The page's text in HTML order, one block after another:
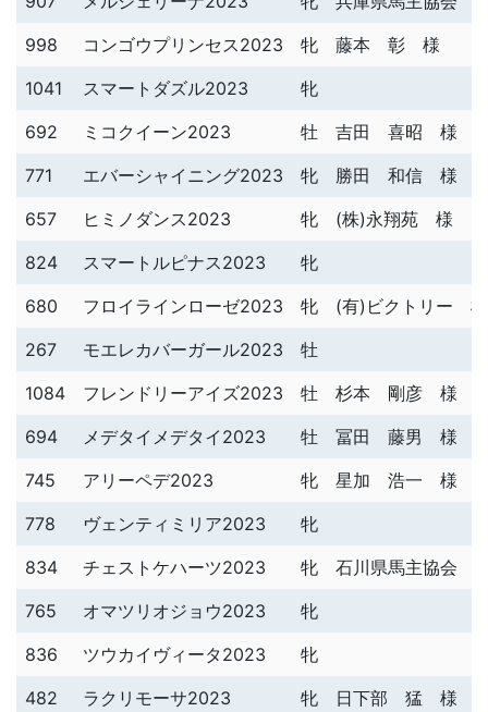
998
コンゴウプリンセス2023 牝
藤本 彰 様
1041
スマートダズル2023
牝
692
ミコクイーン2023 牡
吉田 喜昭 様
771
エバーシャイニング2023 牝
勝田 和信 様
657
ヒミノダンス2023 牝
(株)永翔苑 様
824
スマートルピナス2023
牝
680
フロイラインローゼ2023 牝
(有)ビクトリー 様
267
モエレカバーガール2023
牡
1084
フレンドリーアイズ2023 牡
杉本 剛彦 様
694
メデタイメデタイ2023 牡
冨田 藤男 様
745
アリーペデ2023 牝
星加 浩一 様
778
ヴェンティミリア2023
牝
834
チェストケハーツ2023 牝
石川県馬主協会
765
オマツリオジョウ2023
牝
836
ツウカイヴィータ2023
牝
482
ラクリモーサ2023 牝
日下部 猛 様